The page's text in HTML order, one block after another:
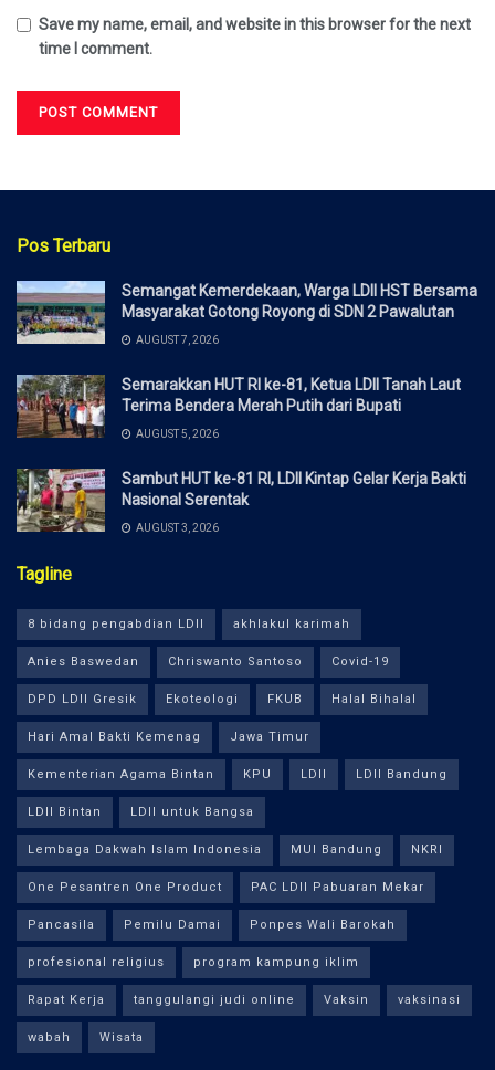
Save my name, email, and website in this browser for the next
time I comment.
Pos Terbaru
Semangat Kemerdekaan, Warga LDII HST Bersama
Masyarakat Gotong Royong di SDN 2 Pawalutan
AUGUST 7, 2026
Semarakkan HUT RI ke-81, Ketua LDII Tanah Laut
Terima Bendera Merah Putih dari Bupati
AUGUST 5, 2026
Sambut HUT ke-81 RI, LDII Kintap Gelar Kerja Bakti
Nasional Serentak
AUGUST 3, 2026
Tagline
8 bidang pengabdian LDII akhlakul karimah
Anies Baswedan Chriswanto Santoso Covid-19
DPD LDII Gresik Ekoteologi FKUB Halal Bihalal
Hari Amal Bakti Kemenag Jawa Timur
Kementerian Agama Bintan KPU LDII LDII Bandung
LDII Bintan LDII untuk Bangsa
Lembaga Dakwah Islam Indonesia MUI Bandung NKRI
One Pesantren One Product PAC LDII Pabuaran Mekar
Pancasila Pemilu Damai Ponpes Wali Barokah
profesional religius program kampung iklim
Rapat Kerja tanggulangi judi online Vaksin vaksinasi
wabah Wisata